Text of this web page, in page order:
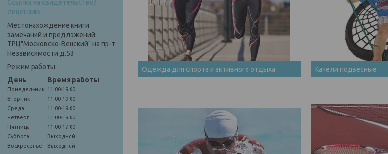
Одежда для спорта и активного отдыха Качели подвесные
Ссылка на свидетельство/
лицензию
Местонахождение книги
замечаний и предложений:
ТРЦ"Московско-Венский" на пр-т
Независимости д.58
Режим работы:
День
Время работы
Понедельник 11:00-19:00
Вторник
11:00-19:00
Среда
11:00-19:00
Четверг
11:00-19:00
Пятница
11:00-17:00
Суббота
Выходной
Воскресенье
Выходной